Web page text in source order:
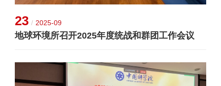
23 / 2025-09
地球环境所召开2025年度统战和群团工作会议